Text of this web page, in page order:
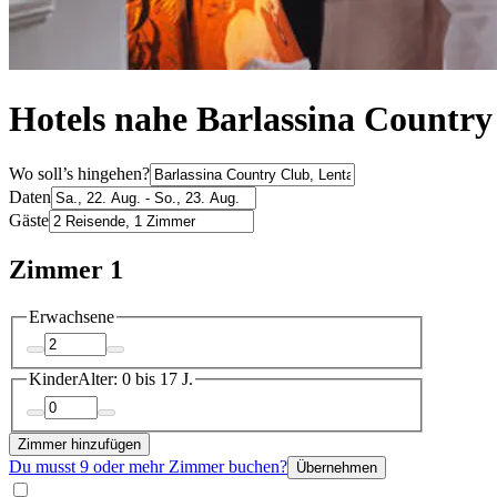
Hotels nahe Barlassina
Wo soll’s hingehen?
Daten
Gäste
Zimmer 1
Erwachsene
KinderAlter: 0 bis 17 J.
Zimmer hinzufügen
Du musst 9 oder mehr Zimmer buchen? Übernehmen